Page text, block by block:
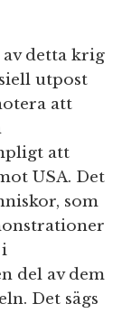
detta krig
utpost
att
att
USA. Det
som
del av dem
Det sägs